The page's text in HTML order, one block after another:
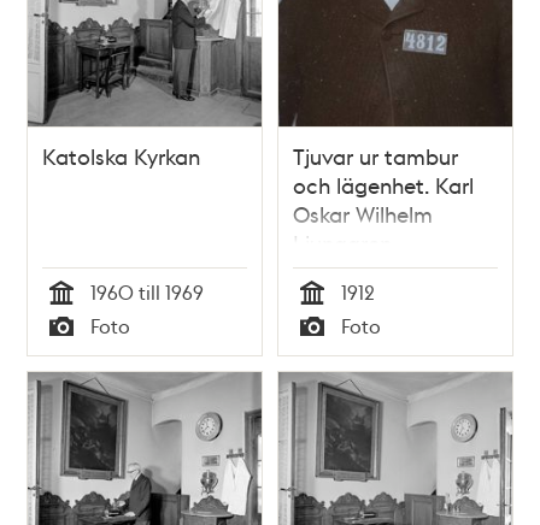
Katolska Kyrkan
Tid
1960 till 1969
Typ
Foto
Tjuvar ur tambur
och lägenhet. Karl
Oskar Wilhelm
Ljunggren
Tid
1912
Typ
Foto